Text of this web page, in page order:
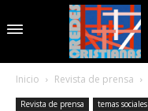
Inicio Revista de prensa
Revista de prensa temas sociales